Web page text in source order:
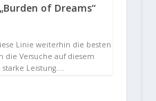
of Dreams“
Linie weiterhin die besten
die Versuche auf diesem
Leistung.…